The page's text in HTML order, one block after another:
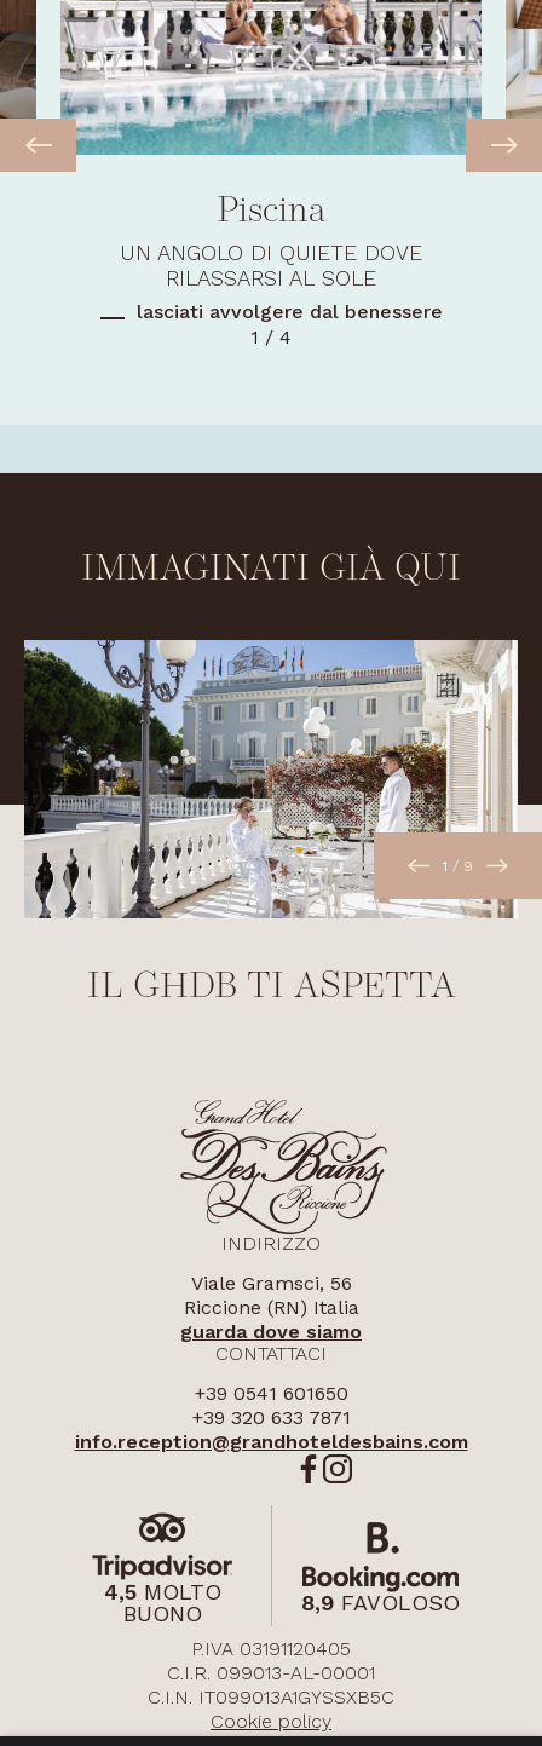
Piscina
UN ANGOLO DI QUIETE DOVE
RILASSARSI AL SOLE
lasciati avvolgere dal benessere
1 / 4
IMMAGINATI GIÀ QUI
1 / 9
IL GHDB TI ASPETTA
INDIRIZZO
Viale Gramsci, 56
Riccione (RN) Italia
guarda dove siamo
4,5 MOLTO
BUONO
8,9 FAVOLOSO
CONTATTACI
+39 0541 601650
+39 320 633 7871
info.reception@grandhoteldesbains.com
P.IVA 03191120405
C.I.R. 099013-AL-00001
C.I.N. IT099013A1GYSSXB5C
Cookie policy